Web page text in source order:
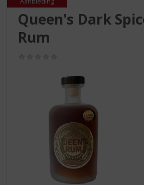
Queen's Dark
Rum